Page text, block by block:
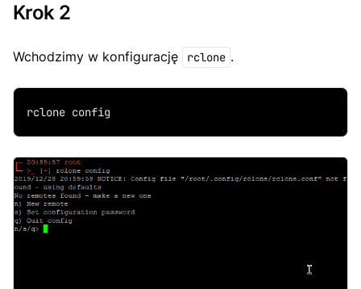
Krok 2
Wchodzimy w konfigurację rclone .
rclone config